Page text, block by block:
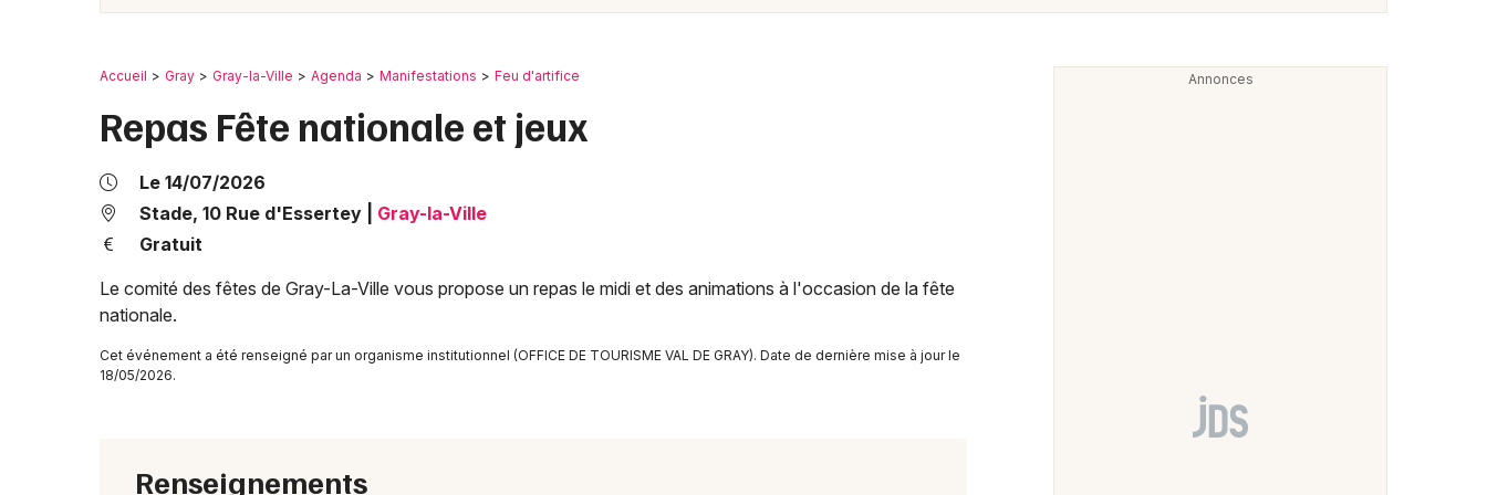
Mulhouse
Nice
Toulouse
Accueil Gray Gray-la-Ville Agenda Manifestations Feu d'artifice
Repas Fête nationale et jeux
Le 14/07/2026
Stade, 10 Rue d'Essertey
Gray-la-Ville
Gratuit
Le comité des fêtes de Gray-La-Ville vous propose un repas le midi et des animations à l'occasion de la fête
nationale.
Cet événement a été renseigné par un organisme institutionnel (OFFICE DE TOURISME VAL DE GRAY). Date de dernière mise à jour le
18/05/2026.
Renseignements